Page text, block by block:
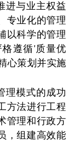
进与业主权益
专业化的管理
以科学的管理
遵循'质量优
心策划并实施
理模式的成功
方法进行工程
管理和行政方
，组建高效能